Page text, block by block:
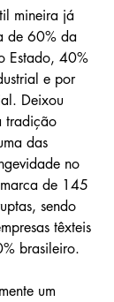
mineira já
de 60% da
Estado, 40%
e por
Deixou
tradição
das
no
de 145
sendo
têxteis
brasileiro.
um